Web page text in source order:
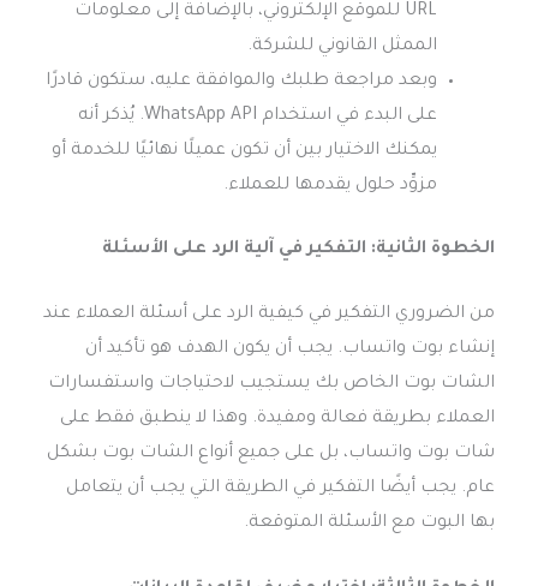
URL للموقع الإلكتروني، بالإضافة إلى معلومات
الممثل القانوني للشركة.
وبعد مراجعة طلبك والموافقة عليه، ستكون قادرًا
على البدء في استخدام WhatsApp API. يُذكر أنه
يمكنك الاختيار بين أن تكون عميلًا نهائيًا للخدمة أو
مزوِّد حلول يقدمها للعملاء.
الخطوة الثانية: التفكير في آلية الرد على الأسئلة
من الضروري التفكير في كيفية الرد على أسئلة العملاء عند
إنشاء بوت واتساب. يجب أن يكون الهدف هو تأكيد أن
الشات بوت الخاص بك يستجيب لاحتياجات واستفسارات
العملاء بطريقة فعالة ومفيدة. وهذا لا ينطبق فقط على
شات بوت واتساب، بل على جميع أنواع الشات بوت بشكل
عام. يجب أيضًا التفكير في الطريقة التي يجب أن يتعامل
بها البوت مع الأسئلة المتوقعة.